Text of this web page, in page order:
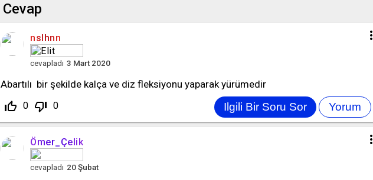
Cevap
more_vert
nslhnn
cevapladı 3 Mart 2020
Abartılı bir şekilde kalça ve diz fleksiyonu yaparak yürümedir
thumb_up_off_alt 0 thumb_down_off_alt 0
more_vert
Ömer_Çelik
cevapladı 20 Şubat